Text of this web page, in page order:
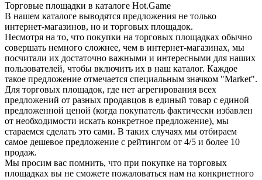
Торговые площадки в каталоге Hot.Game
В нашем каталоге выводятся предложения не только
интернет-магазинов, но и торговых площадок.
Несмотря на то, что покупки на торговых площадках обычно
совершать немного сложнее, чем в интернет-магазинах, мы
посчитали их достаточно важными и интересными для наших
пользователей, чтобы включить их в наш каталог. Каждое
такое предложение отмечается специальным значком "Market".
Для торговых площадок, где нет агрегирования всех
предложений от разных продавцов в единый товар с единой
предложенной ценой (когда покупатель фактически избавлен
от необходимости искать конкретное предложение), мы
стараемся сделать это сами. В таких случаях мы отбираем
самое дешевое предложение с рейтингом от 4/5 и более 10
продаж.
Мы просим вас помнить, что при покупке на торговых
площадках вы не сможете пожаловаться нам на конкрнетного